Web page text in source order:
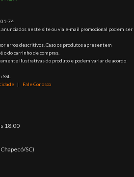
74
anunciados neste site ou via e-mail promocional podem ser
erros descritivos. Caso os produtos apresentem
o do carrinho de compras.
ilustrativas do produto e podem variar de acordo
| Fale Conosco
18:00
SC)